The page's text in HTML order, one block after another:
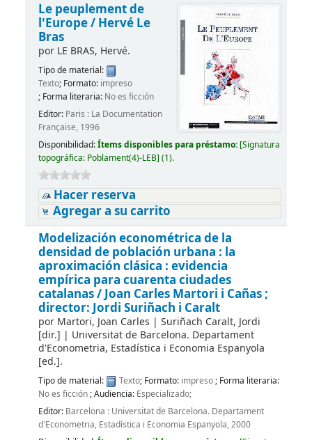
Le peuplement de
l'Europe / Hervé Le
Bras
por LE BRAS, Hervé.
Tipo de material:
Texto; Formato: impreso
; Forma literaria: No es ficción
Editor: Paris : La Documentation
Française, 1996
Disponibilidad:Ítems disponibles para préstamo: [Signatura
topográfica: Poblament(4)-LEB] (1).
Hacer reserva
Agregar a su carrito
Modelización econométrica de la
densidad de población urbana : la
aproximación clásica : evidencia
empírica para cuarenta ciudades
catalanas /Joan Carles Martori i Cañas ;
director: Jordi Suriñach i Caralt
por Martori, Joan Carles | Suriñach Caralt, Jordi
[dir.] | Universitat de Barcelona. Departament
d'Econometria, Estadística i Economia Espanyola
[ed.].
Tipo de material: Texto; Formato: impreso; Forma literaria:
No es ficción; Audiencia: Especializado;
Editor: Barcelona : Universitat de Barcelona. Departament
d'Econometria, Estadística i Economia Espanyola, 2000